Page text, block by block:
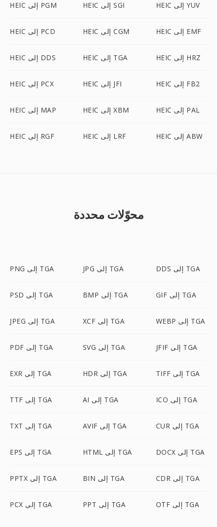
HEIC إلى PGM HEIC إلى SGI HEIC إلى YUV
HEIC إلى PCD HEIC إلى CGM HEIC إلى EMF
HEIC إلى DDS HEIC إلى TGA HEIC إلى HRZ
HEIC إلى PCX HEIC إلى JFI HEIC إلى FB2
HEIC إلى MAP HEIC إلى XBM HEIC إلى PAL
HEIC إلى RGF HEIC إلى LRF HEIC إلى ABW
محوّلات محددة
PNG إلى TGA JPG إلى TGA DDS إلى TGA
PSD إلى TGA BMP إلى TGA GIF إلى TGA
JPEG إلى TGA XCF إلى TGA WEBP إلى TGA
PDF إلى TGA SVG إلى TGA JFIF إلى TGA
EXR إلى TGA HDR إلى TGA TIFF إلى TGA
TTF إلى TGA AI إلى TGA ICO إلى TGA
TXT إلى TGA AVIF إلى TGA CUR إلى TGA
EPS إلى TGA HTML إلى TGA DOCX إلى TGA
PPTX إلى TGA BIN إلى TGA CDR إلى TGA
PCX إلى TGA PPT إلى TGA OTF إلى TGA